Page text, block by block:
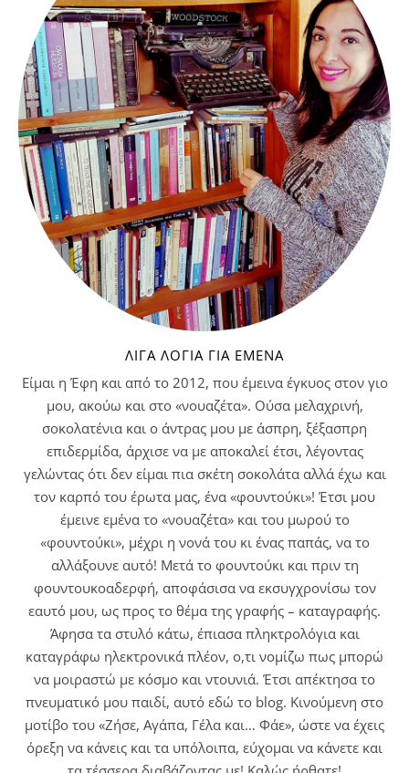
ΛΊΓΑ ΛΌΓΙΑ ΓΙΑ ΕΜΈΝΑ
Είμαι η Έφη και από το 2012, που έμεινα έγκυος στον γιο
μου, ακούω και στο «νουαζέτα». Ούσα μελαχρινή,
σοκολατένια και ο άντρας μου με άσπρη, ξέξασπρη
επιδερμίδα, άρχισε να με αποκαλεί έτσι, λέγοντας
γελώντας ότι δεν είμαι πια σκέτη σοκολάτα αλλά έχω και
τον καρπό του έρωτα μας, ένα «φουντούκι»! Έτσι μου
έμεινε εμένα το «νουαζέτα» και του μωρού το
«φουντούκι», μέχρι η νονά του κι ένας παπάς, να το
αλλάξουνε αυτό! Μετά το φουντούκι και πριν τη
φουντουκοαδερφή, αποφάσισα να εκσυγχρονίσω τον
εαυτό μου, ως προς το θέμα της γραφής – καταγραφής.
Άφησα τα στυλό κάτω, έπιασα πληκτρολόγια και
καταγράφω ηλεκτρονικά πλέον, ο,τι νομίζω πως μπορώ
να μοιραστώ με κόσμο και ντουνιά. Έτσι απέκτησα το
πνευματικό μου παιδί, αυτό εδώ το blog. Κινούμενη στο
μοτίβο του «Ζήσε, Αγάπα, Γέλα και… Φάε», ώστε να έχεις
όρεξη να κάνεις και τα υπόλοιπα, εύχομαι να κάνετε και